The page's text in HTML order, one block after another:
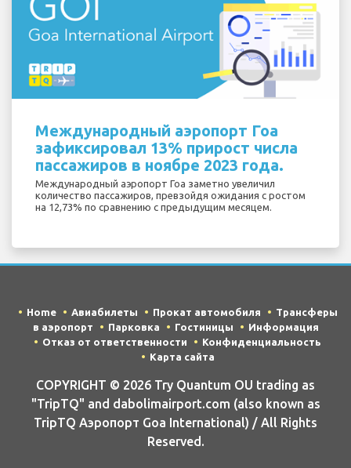
Международный аэропорт Гоа
зафиксировал 13% прирост числа
пассажиров в ноябре 2023 года.
Международный аэропорт Гоа заметно увеличил
количество пассажиров, превзойдя ожидания с ростом
на 12,73% по сравнению с предыдущим месяцем.
Home Авиабилеты Прокат автомобиля
Трансферы
в аэропорт
Парковка Гостиницы
Информация
Отказ от ответственности
Конфиденциальность
Карта сайта
COPYRIGHT © 2026 Try Quantum OU trading as
"TripTQ" and dabolimairport.com (also known as
TripTQ Аэропорт Goa International) / All Rights
Reserved.